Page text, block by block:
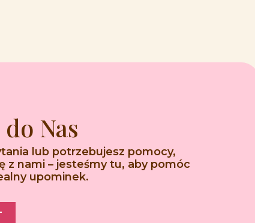
Nas
lub potrzebujesz pomocy,
z nami – jesteśmy tu, aby pomóc
upominek.